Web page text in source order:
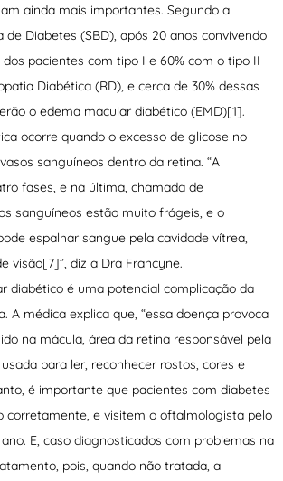
ainda mais importantes. Segundo a
de Diabetes (SBD), após 20 anos convivendo
pacientes com tipo I e 60% com o tipo II
Diabética (RD), e cerca de 30% dessas
o edema macular diabético (EMD)[1].
ocorre quando o excesso de glicose no
sanguíneos dentro da retina. “A
fases, e na última, chamada de
sanguíneos estão muito frágeis, e o
espalhar sangue pela cavidade vítrea,
visão[7]”, diz a Dra Francyne.
diabético é uma potencial complicação da
A médica explica que, “essa doença provoca
na mácula, área da retina responsável pela
para ler, reconhecer rostos, cores e
é importante que pacientes com diabetes
corretamente, e visitem o oftalmologista pelo
E, caso diagnosticados com problemas na
pois, quando não tratada, a